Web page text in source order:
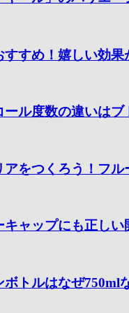
すすめ！嬉しい効
ール度数の違いはブ
アをつくろう！フ
キャップにも正し
ボトルはなぜ750ml